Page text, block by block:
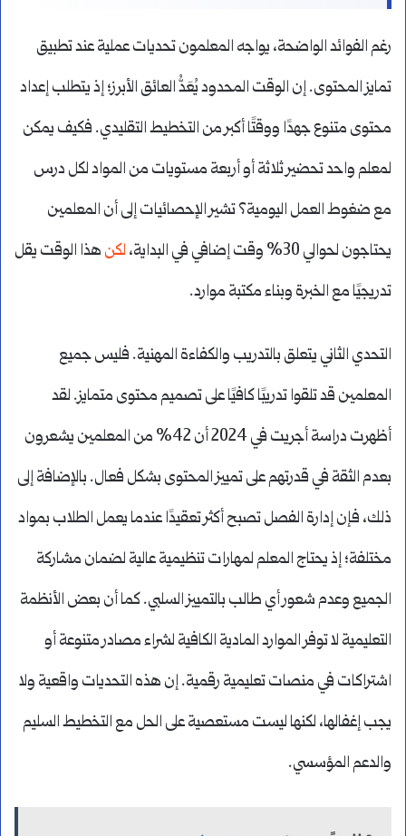
رغم الفوائد الواضحة، يواجه المعلمون تحديات عملية عند تطبيق
تمايز المحتوى. إن الوقت المحدود يُعَدُّ العائق الأبرز؛ إذ يتطلب إعداد
محتوى متنوع جهدًا ووقتًا أكبر من التخطيط التقليدي. فكيف يمكن
لمعلم واحد تحضير ثلاثة أو أربعة مستويات من المواد لكل درس
مع ضغوط العمل اليومية؟ تشير الإحصائيات إلى أن المعلمين
يحتاجون لحوالي 30% وقت إضافي في البداية،
لكن هذا الوقت يقل
تدريجيًا مع الخبرة وبناء مكتبة موارد.
التحدي الثاني يتعلق بالتدريب والكفاءة المهنية. فليس جميع
المعلمين قد تلقوا تدريبًا كافيًا على تصميم محتوى متمايز. لقد
أظهرت دراسة أجريت في 2024 أن 42% من المعلمين يشعرون
بعدم الثقة في قدرتهم على تمييز المحتوى بشكل فعال. بالإضافة إلى
ذلك، فإن إدارة الفصل تصبح أكثر تعقيدًا عندما يعمل الطلاب بمواد
مختلفة؛ إذ يحتاج المعلم لمهارات تنظيمية عالية لضمان مشاركة
الجميع وعدم شعور أي طالب بالتمييز السلبي. كما أن بعض الأنظمة
التعليمية لا توفر الموارد المادية الكافية لشراء مصادر متنوعة أو
اشتراكات في منصات تعليمية رقمية. إن هذه التحديات واقعية ولا
يجب إغفالها، لكنها ليست مستعصية على الحل مع التخطيط السليم
والدعم المؤسسي.